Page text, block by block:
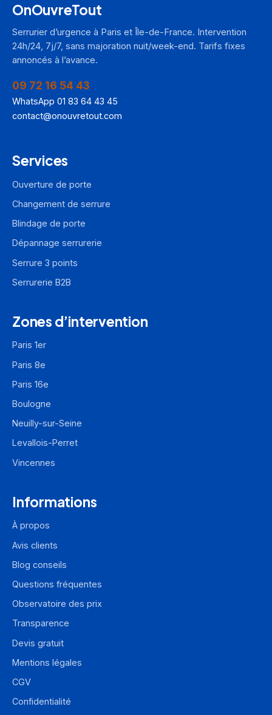
OnOuvreTout
Serrurier d’urgence à Paris et Île-de-France. Intervention
24h/24, 7j/7, sans majoration nuit/week-end. Tarifs fixes
annoncés à l’avance.
09 72 16 54 43
WhatsApp 01 83 64 43 45
contact@onouvretout.com
Services
Ouverture de porte
Changement de serrure
Blindage de porte
Dépannage serrurerie
Serrure 3 points
Serrurerie B2B
Zones d’intervention
Paris 1er
Paris 8e
Paris 16e
Boulogne
Neuilly-sur-Seine
Levallois-Perret
Vincennes
Informations
À propos
Avis clients
Blog conseils
Questions fréquentes
Observatoire des prix
Transparence
Devis gratuit
Mentions légales
CGV
Confidentialité